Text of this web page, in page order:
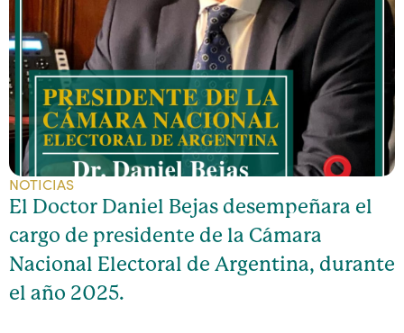
NOTICIAS
El Doctor Daniel Bejas desempeñara el
cargo de presidente de la Cámara
Nacional Electoral de Argentina, durante
el año 2025.